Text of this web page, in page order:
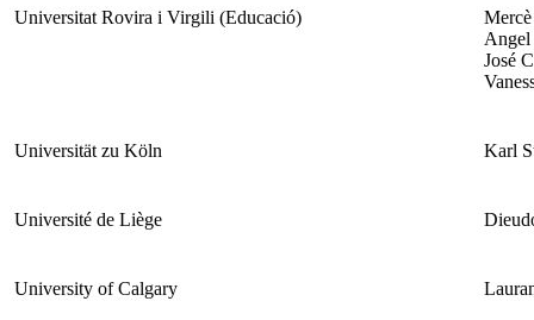
Universitat Rovira i Virgili (Educació)
José
Universität zu Köln Karl
Université de Liège
University of Calgary